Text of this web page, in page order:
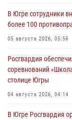
В Югре сотрудники
более 100
05 августа 2026, 05:56
Росгвардия
соревнований
столице Югры
04 августа 2026, 04:14
В Югре Росгвардия